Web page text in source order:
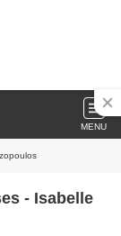
MENU
- Isabelle